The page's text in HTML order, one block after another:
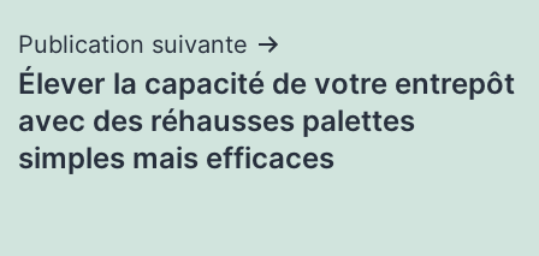
Publication suivante
Élever la capacité de votre entrepôt
avec des réhausses palettes
simples mais efficaces